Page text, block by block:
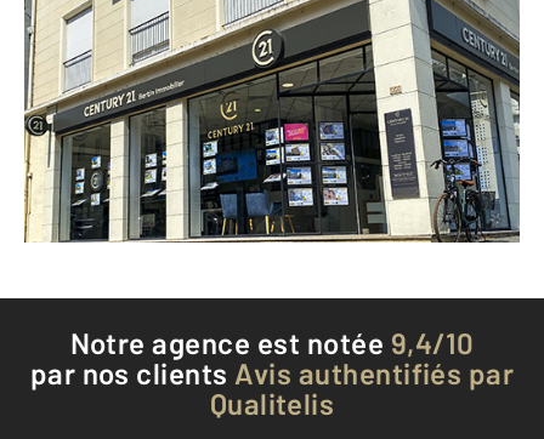
CENTURY 21 Bertin Immobilier
31 rue des Jacobins
CAEN - 14000
Envoyer un message
Téléphoner à l'agence
Notre agence est notée 9,4/10
par nos clients Avis authentifiés par
Qualitelis